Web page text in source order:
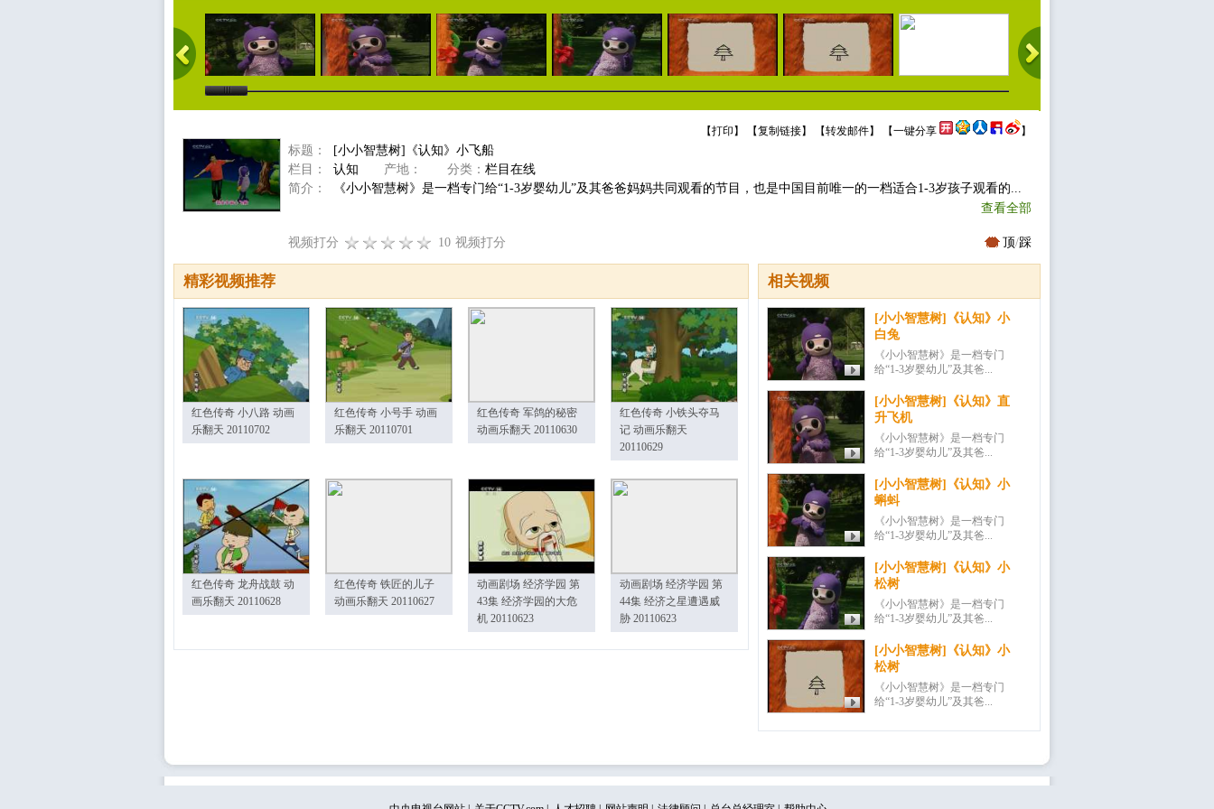
【打印 】 【复制链接】 【转发邮件】 【一键分享 】
标题：
[小小智慧树]《认知》小飞船
栏目：
认知 产地： 分类： 栏目在线
简介：
《小小智慧树》是一档专门给“1-3岁婴幼儿”及其爸爸妈妈共同观看的节目，也是中国目前唯一的一档适合1-3岁孩子观看的...
查看全部
视频打分 10 视频打分 顶/踩
相关视频
[小小智慧树]《认知》小
白兔
《小小智慧树》是一档专门
给“1-3岁婴幼儿”及其爸...
[小小智慧树]《认知》直
升飞机
《小小智慧树》是一档专门
给“1-3岁婴幼儿”及其爸...
[小小智慧树]《认知》小
蝌蚪
《小小智慧树》是一档专门
给“1-3岁婴幼儿”及其爸...
[小小智慧树]《认知》小
松树
《小小智慧树》是一档专门
给“1-3岁婴幼儿”及其爸...
[小小智慧树]《认知》小
松树
《小小智慧树》是一档专门
给“1-3岁婴幼儿”及其爸...
精彩视频推荐
红色传奇 小八路 动画
乐翻天 20110702
红色传奇 小号手 动画
乐翻天 20110701
红色传奇 军鸽的秘密
动画乐翻天 20110630
红色传奇 小铁头夺马
记 动画乐翻天
20110629
红色传奇 龙舟战鼓 动
画乐翻天 20110628
红色传奇 铁匠的儿子
动画乐翻天 20110627
动画剧场 经济学园 第
43集 经济学园的大危
机 20110623
动画剧场 经济学园 第
44集 经济之星遭遇威
胁 20110623